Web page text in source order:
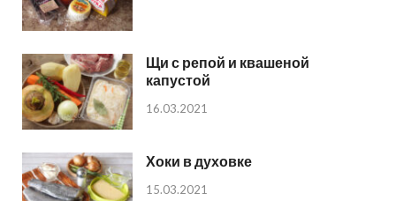
Щи с репой и квашеной
капустой
16.03.2021
Хоки в духовке
15.03.2021